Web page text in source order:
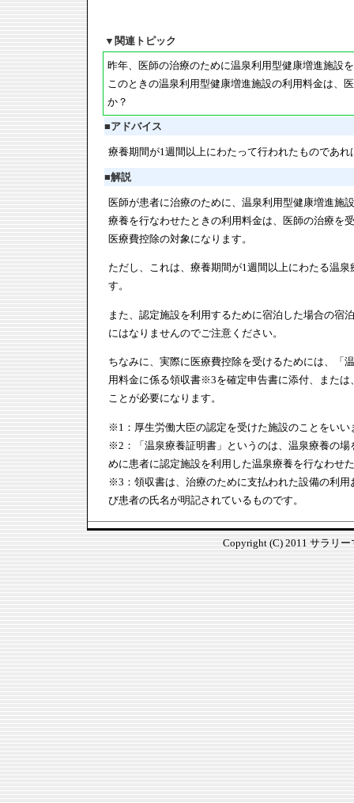
▼ 関連トピック
昨年、医師の治療のために温泉利用型健康増進施設
このときの温泉利用型健康増進施設の利用料金は、
か？
■アドバイス
療養期間が1週間以上にわたって行われたものであ
■解説
医師が患者に治療のために、温泉利用型健康増進施
療養を行なわせたときの利用料金は、医師の治療を
医療費控除の対象になります。
ただし、これは、療養期間が1週間以上にわたる温
す。
また、認定施設を利用するために宿泊した場合の宿
にはなりませんのでご注意ください。
ちなみに、実際に医療費控除を受けるためには、「
用料金に係る領収書※3を確定申告書に添付、また
ことが必要になります。
※1：厚生労働大臣の認定を受けた施設のことをいい
※2：「温泉療養証明書」というのは、温泉療養の
めに患者に認定施設を利用した温泉療養を行なわせ
※3：領収書は、治療のために支払われた設備の利
び患者の氏名が明記されているものです。
Copyright (C) 2011 サラリ